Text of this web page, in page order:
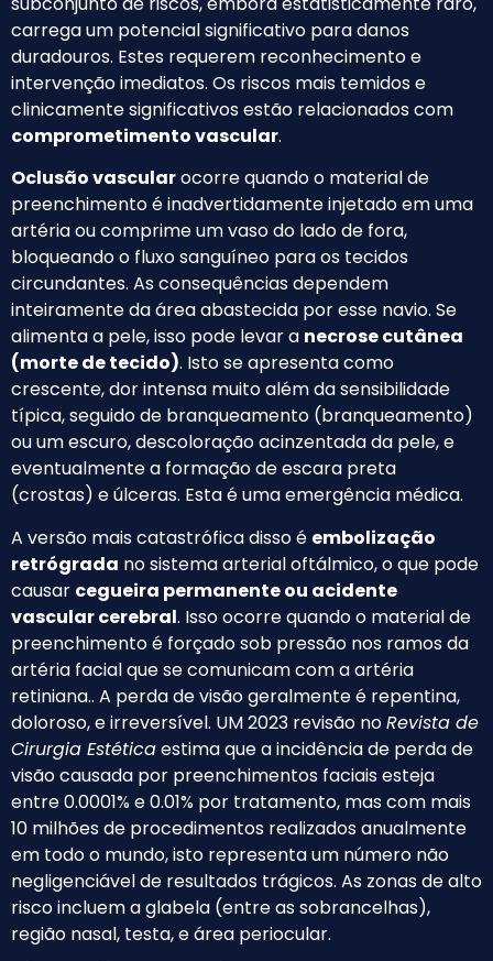
carrega um potencial significativo para danos
duradouros. Estes requerem reconhecimento e
intervenção imediatos. Os riscos mais temidos e
clinicamente significativos estão relacionados com
comprometimento vascular.
Oclusão vascularocorre quando o material de
preenchimento é inadvertidamente injetado em uma
artéria ou comprime um vaso do lado de fora,
bloqueando o fluxo sanguíneo para os tecidos
circundantes. As consequências dependem
inteiramente da área abastecida por esse navio. Se
alimenta a pele, isso pode levar a necrose cutânea
(morte de tecido). Isto se apresenta como
crescente, dor intensa muito além da sensibilidade
típica, seguido de branqueamento (branqueamento)
ou um escuro, descoloração acinzentada da pele, e
eventualmente a formação de escara preta
(crostas) e úlceras. Esta é uma emergência médica.
A versão mais catastrófica disso é embolização
retrógrada no sistema arterial oftálmico, o que pode
causar cegueira permanente ou acidente
vascular cerebral. Isso ocorre quando o material de
preenchimento é forçado sob pressão nos ramos da
artéria facial que se comunicam com a artéria
retiniana.. A perda de visão geralmente é repentina,
doloroso, e irreversível. UM 2023 revisão noRevista de
Cirurgia Estéticaestima que a incidência de perda de
visão causada por preenchimentos faciais esteja
entre 0.0001% e 0.01% por tratamento, mas com mais
10 milhões de procedimentos realizados anualmente
em todo o mundo, isto representa um número não
negligenciável de resultados trágicos. As zonas de alto
risco incluem a glabela (entre as sobrancelhas),
região nasal, testa, e área periocular.